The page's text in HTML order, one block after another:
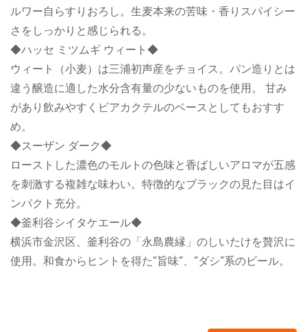
ルワー自らすりおろし。生麦本来の苦味・香りスパイシー
さをしっかりと感じられる。
◆ハッセ ミツムギ ウィート◆
ウィート（小麦）は三浦初声産をチョイス。パン造りとは
違う醸造に適した水分含有量の少ないものを使用。 甘み
があり飲みやすくビアカクテルのベースとしてもおすす
め。
◆スーザン ダーク◆
ローストした濃色のモルトの色味と香ばしいアロマが五感
を刺激する複雑な味わい。特徴的なブラックの見た目はイ
ンパクト充分。
◆釜利谷シイタケエール◆
横浜市金沢区、釜利谷の「永島農縁」のしいたけを贅沢に
使用。和食からヒントを得た”旨味”、”ダシ”系のビール。